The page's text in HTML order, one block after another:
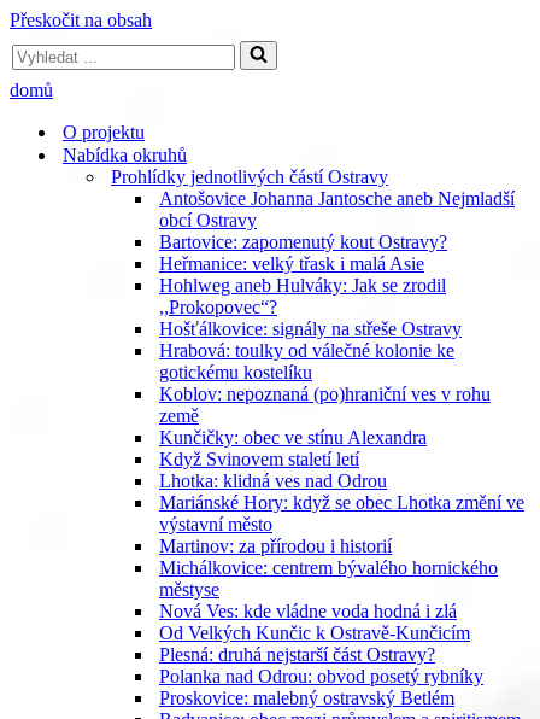
Přeskočit na obsah
Vyhledat
...
domů
O projektu
Nabídka okruhů
Prohlídky jednotlivých částí Ostravy
Antošovice Johanna Jantosche aneb Nejmladší
obcí Ostravy
Bartovice: zapomenutý kout Ostravy?
Heřmanice: velký třask i malá Asie
Hohlweg aneb Hulváky: Jak se zrodil
,,Prokopovec“?
Hošťálkovice: signály na střeše Ostravy
Hrabová: toulky od válečné kolonie ke
gotickému kostelíku
Koblov: nepoznaná (po)hraniční ves v rohu
země
Kunčičky: obec ve stínu Alexandra
Když Svinovem staletí letí
Lhotka: klidná ves nad Odrou
Mariánské Hory: když se obec Lhotka změní ve
výstavní město
Martinov: za přírodou i historií
Michálkovice: centrem bývalého hornického
městyse
Nová Ves: kde vládne voda hodná i zlá
Od Velkých Kunčic k Ostravě-Kunčicím
Plesná: druhá nejstarší část Ostravy?
Polanka nad Odrou: obvod posetý rybníky
Proskovice: malebný ostravský Betlém